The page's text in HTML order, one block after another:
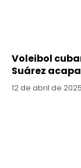
Voleibol
Suárez
12 de abril de 2025